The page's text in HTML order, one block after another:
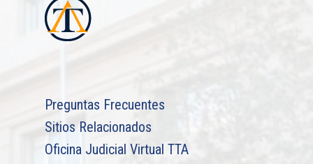
Preguntas Frecuentes
Sitios Relacionados
Oficina Judicial Virtual TTA